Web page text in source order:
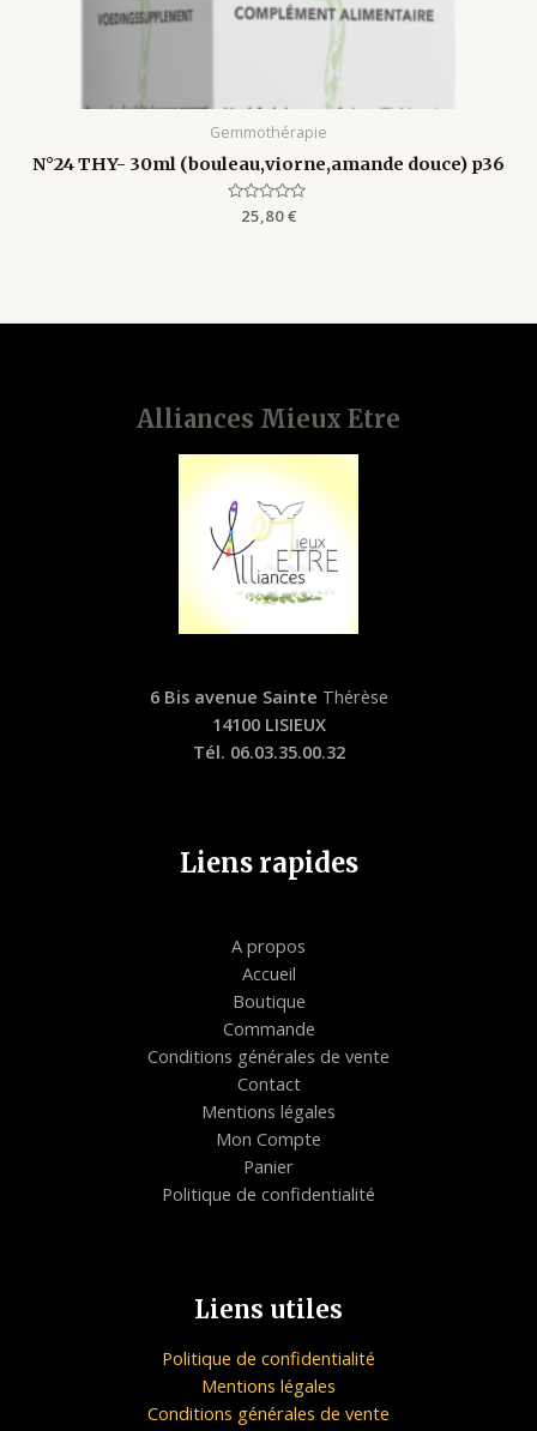
Gemmothérapie
N°24 THY- 30ml (bouleau,viorne,amande douce) p36
Rated
25,80€
Alliances Mieux Etre
6 Bis avenue Sainte Thérèse
14100 LISIEUX
Tél. 06.03.35.00.32
Liens rapides
A propos
Accueil
Boutique
Commande
Conditions générales de vente
Contact
Mentions légales
Mon Compte
Panier
Politique de confidentialité
Liens utiles
Politique de confidentialité
Mentions légales
Conditions générales de vente